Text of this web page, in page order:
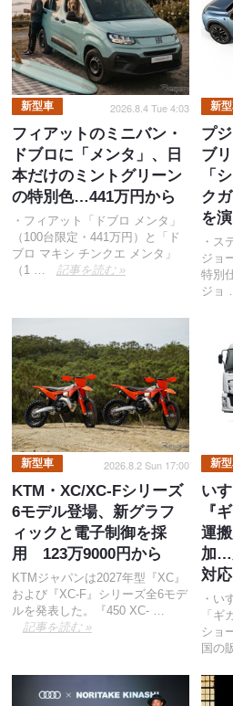
新型車 2026.8.4 Tue 4:03
フィアットのミニバン・
ドブロに「メンタ」、日
本だけのミントグリーン
の特別色…441万円から
・フィアット「ドブロ メンタ」
（100台限定・441万円）と「ド
ブロ マキシ チンクエ メンタ」
（1 …
記事を読む »
新
プ
ブ
「
ク
を
・ス
ジョ
特別
ジョ
新型車 2026.8.2 Sun 17:00
KTM・XC/XC-Fシリーズ
6モデル登場、新グラフ
ィックと電子制御を採
用 123万9000円から
KTMジャパンは2027年型『XC』
および『XC-F』シリーズ全6モデ
ルを発表した。『450 XC- …
記事を読む »
新
い
『
運
加…
対応
・い
「ギ
ショ
国の